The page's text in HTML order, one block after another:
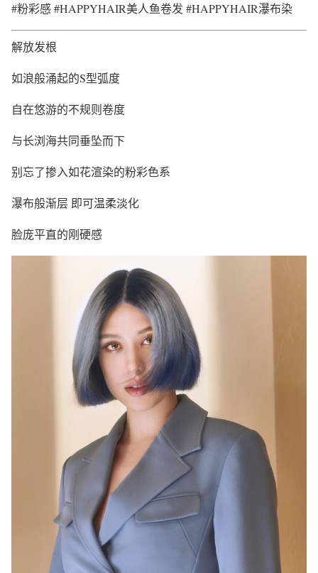
#粉彩感 #HAPPYHAIR美人鱼卷发 #HAPPYHAIR瀑布染
解放发根
如浪般涌起的S型弧度
自在悠游的不规则卷度
与长浏海共同垂坠而下
别忘了掺入如花渲染的粉彩色系
瀑布般渐层 即可温柔淡化
脸庞平直的刚硬感